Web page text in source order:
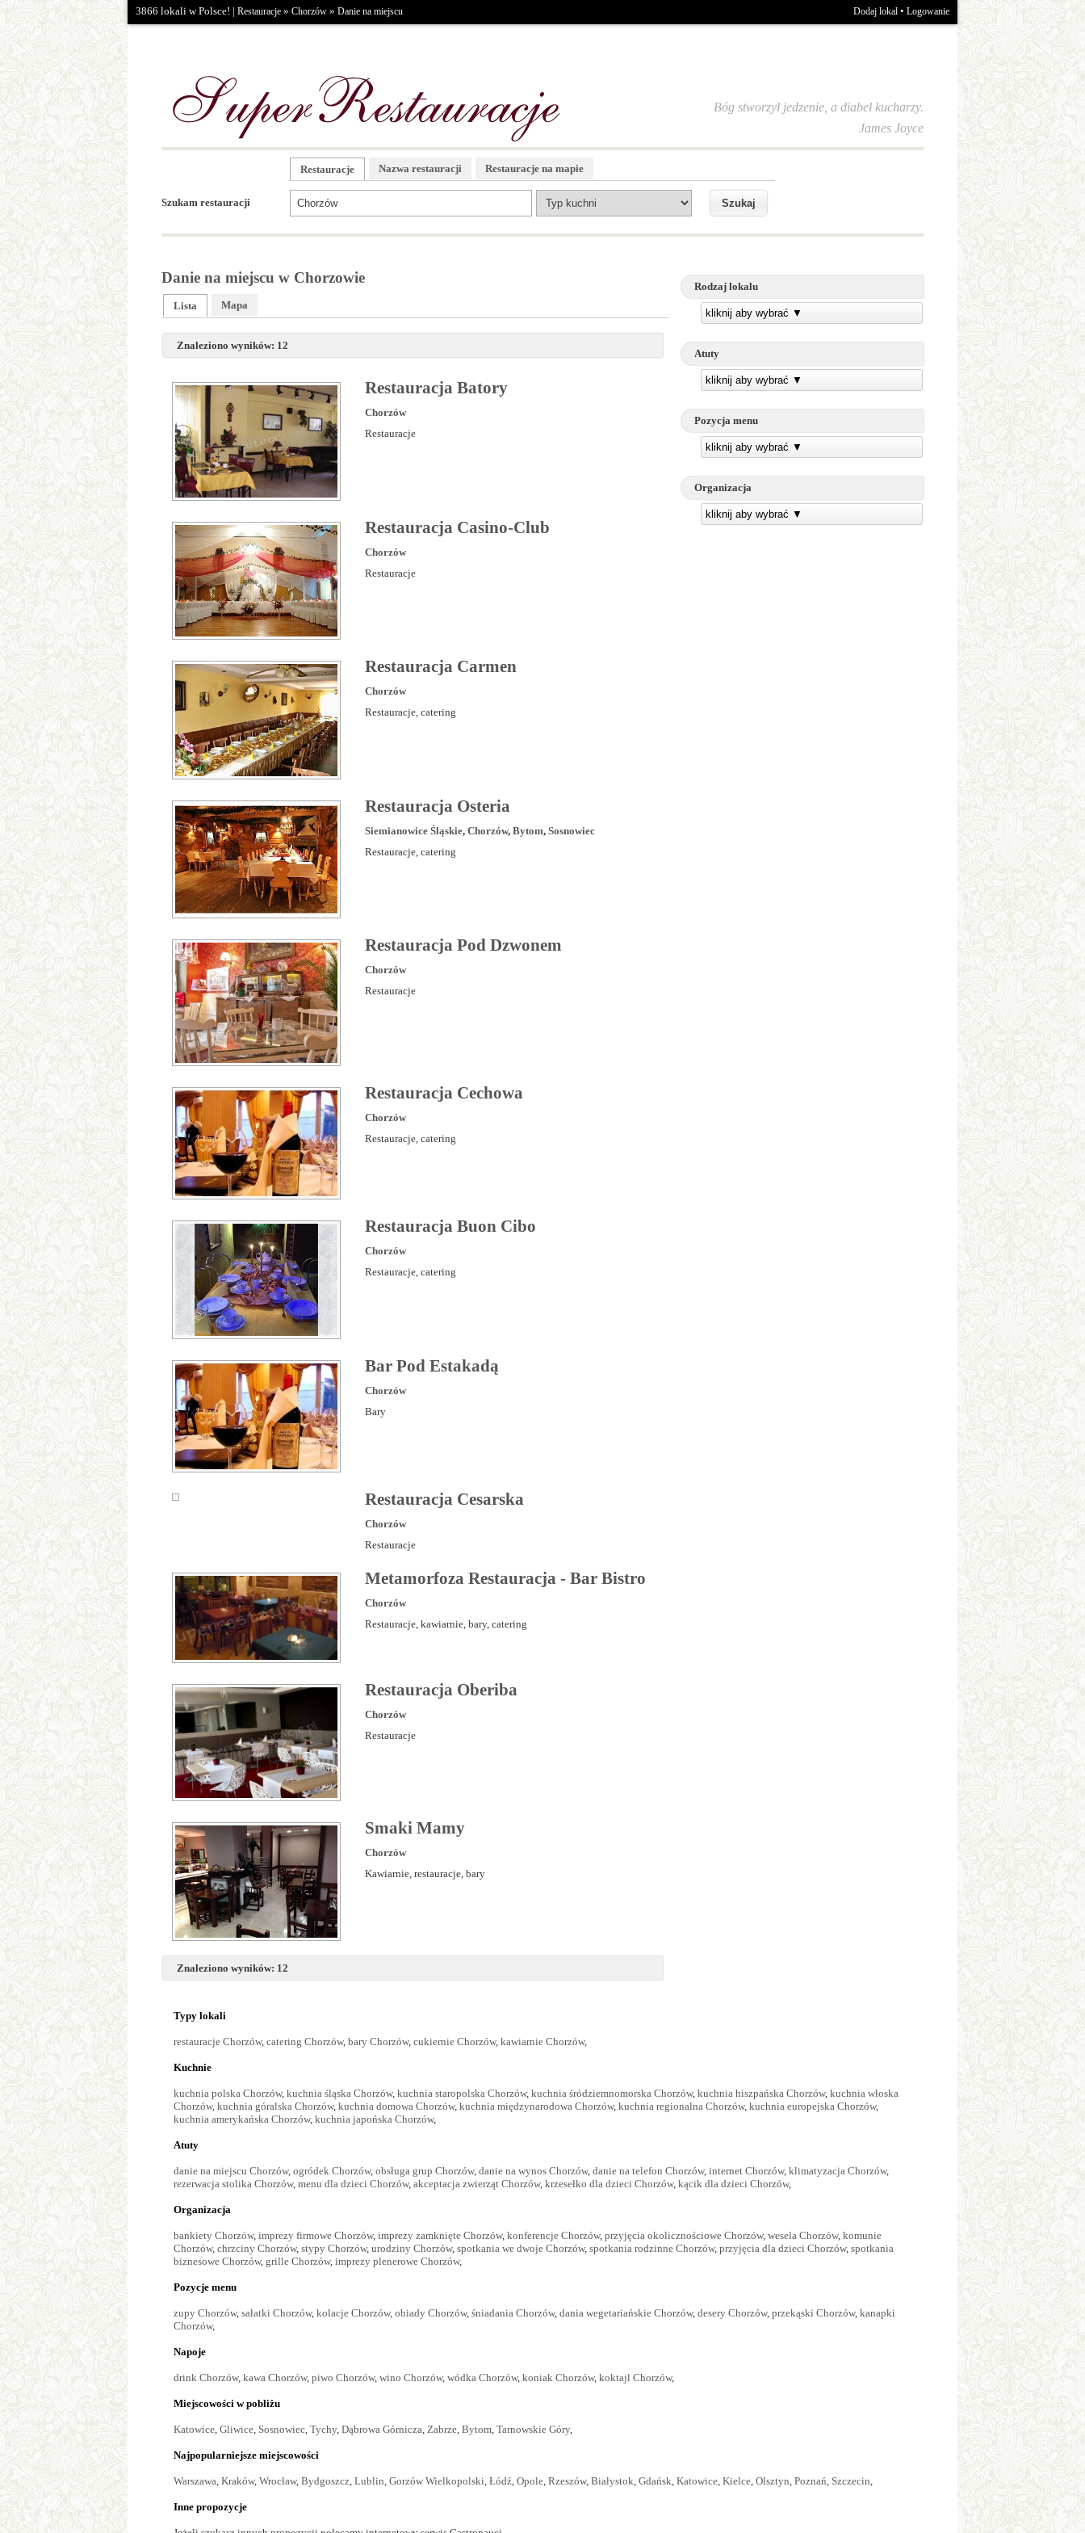
3866 lokali w Polsce! | Restauracje » Chorzów » Danie na miejscu Dodaj lokal • Logowanie
Bóg stworzył jedzenie, a diabeł kucharzy.
James Joyce
Szukam restauracji
Restauracje Nazwa restauracji Restauracje na mapie
Rodzaj lokalu
kliknij aby wybrać ▼
Atuty
kliknij aby wybrać ▼
Pozycja menu
kliknij aby wybrać ▼
Organizacja
kliknij aby wybrać ▼
Danie na miejscu w Chorzowie
Lista Mapa
Znaleziono wyników: 12
Restauracja Batory
Chorzów
Restauracje
Restauracja Casino-Club
Chorzów
Restauracje
Restauracja Carmen
Chorzów
Restauracje, catering
Restauracja Osteria
Siemianowice Śląskie, Chorzów, Bytom, Sosnowiec
Restauracje, catering
Restauracja Pod Dzwonem
Chorzów
Restauracje
Restauracja Cechowa
Chorzów
Restauracje, catering
Restauracja Buon Cibo
Chorzów
Restauracje, catering
Bar Pod Estakadą
Chorzów
Bary
Restauracja Cesarska
Chorzów
Restauracje
Metamorfoza Restauracja - Bar Bistro
Chorzów
Restauracje, kawiarnie, bary, catering
Restauracja Oberiba
Chorzów
Restauracje
Smaki Mamy
Chorzów
Kawiarnie, restauracje, bary
Znaleziono wyników: 12
Typy lokali
restauracje Chorzów, catering Chorzów, bary Chorzów, cukiernie Chorzów, kawiarnie Chorzów,
Kuchnie
kuchnia polska Chorzów, kuchnia śląska Chorzów, kuchnia staropolska Chorzów, kuchnia śródziemnomorska Chorzów, kuchnia hiszpańska Chorzów, kuchnia włoska
Chorzów, kuchnia góralska Chorzów, kuchnia domowa Chorzów, kuchnia międzynarodowa Chorzów, kuchnia regionalna Chorzów, kuchnia europejska Chorzów,
kuchnia amerykańska Chorzów, kuchnia japońska Chorzów,
Atuty
danie na miejscu Chorzów, ogródek Chorzów, obsługa grup Chorzów, danie na wynos Chorzów, danie na telefon Chorzów, internet Chorzów, klimatyzacja Chorzów,
rezerwacja stolika Chorzów, menu dla dzieci Chorzów, akceptacja zwierząt Chorzów, krzesełko dla dzieci Chorzów, kącik dla dzieci Chorzów,
Organizacja
bankiety Chorzów, imprezy firmowe Chorzów, imprezy zamknięte Chorzów, konferencje Chorzów, przyjęcia okolicznościowe Chorzów, wesela Chorzów, komunie
Chorzów, chrzciny Chorzów, stypy Chorzów, urodziny Chorzów, spotkania we dwoje Chorzów, spotkania rodzinne Chorzów, przyjęcia dla dzieci Chorzów, spotkania
biznesowe Chorzów, grille Chorzów, imprezy plenerowe Chorzów,
Pozycje menu
zupy Chorzów, sałatki Chorzów, kolacje Chorzów, obiady Chorzów, śniadania Chorzów, dania wegetariańskie Chorzów, desery Chorzów, przekąski Chorzów, kanapki
Chorzów,
Napoje
drink Chorzów, kawa Chorzów, piwo Chorzów, wino Chorzów, wódka Chorzów, koniak Chorzów, koktajl Chorzów,
Miejscowości w pobliżu
Katowice Gliwice Sosnowiec Tychy, Dąbrowa Górnicza Zabrze Bytom Tarnowskie Góry,
Najpopularniejsze miejscowości
Warszawa Kraków, Wrocław, Bydgoszcz Lublin Gorzów Wielkopolski Łódź Opole Rzeszów, Białystok Gdańsk Katowice Kielce Olsztyn Poznań Szczecin
Inne propozycje